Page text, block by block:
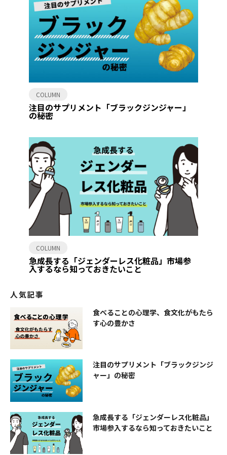
COLUMN
注目のサプリメント「ブラックジンジャー」
の秘密
COLUMN
急成長する「ジェンダーレス化粧品」市場参
入するなら知っておきたいこと
人気記事
食べることの心理学、食文化がもたら
す心の豊かさ
注目のサプリメント「ブラックジンジ
ャー」の秘密
急成長する「ジェンダーレス化粧品」
市場参入するなら知っておきたいこと